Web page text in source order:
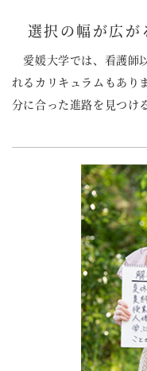
選択の幅が広が
愛媛大学では、看護師
れるカリキュラムもあり
分に合った進路を見つけ